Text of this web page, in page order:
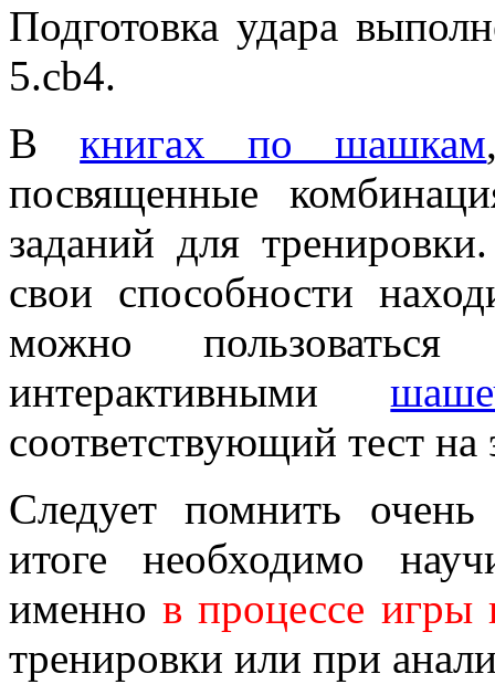
Подготовка удара
5.cb4.
Вкнигах по шашкам
посвященные
заданий для
свои способности
можно
интерактивными
соответствующий тест на
Следует помнить
итоге необходимо
именнов процессе
тренировки или при